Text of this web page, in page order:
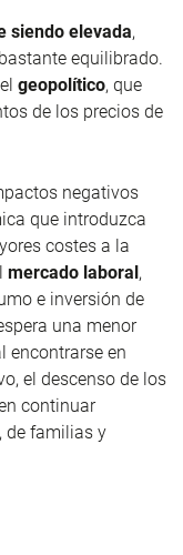
siendo elevada,
equilibrado.
geopolítico, que
de los precios de
negativos
que introduzca
costes a la
mercado laboral,
e inversión de
una menor
encontrarse en
el descenso de los
continuar
de familias y